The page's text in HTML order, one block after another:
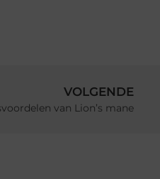
VOLGENDE
van Lion’s mane